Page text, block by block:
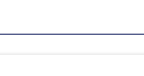
令和７年度 学力判定テスト